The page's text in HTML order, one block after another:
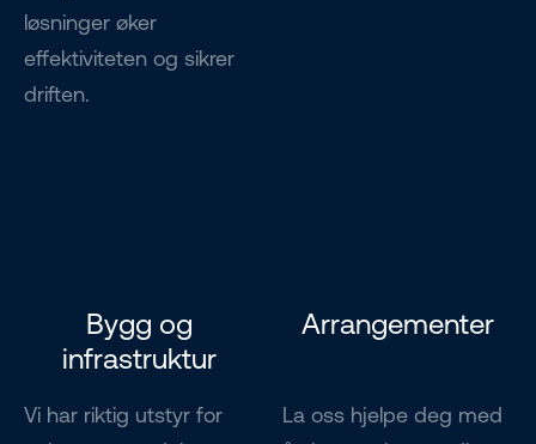
løsninger øker
effektiviteten og sikrer
driften.
Bygg og
infrastruktur
Vi har riktig utstyr for
Arrangementer
La oss hjelpe deg med